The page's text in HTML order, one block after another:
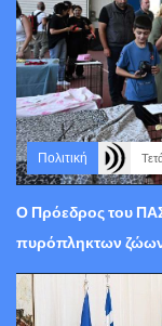
Πολιτική
Ο Πρόεδρος του
πυρόπληκτων